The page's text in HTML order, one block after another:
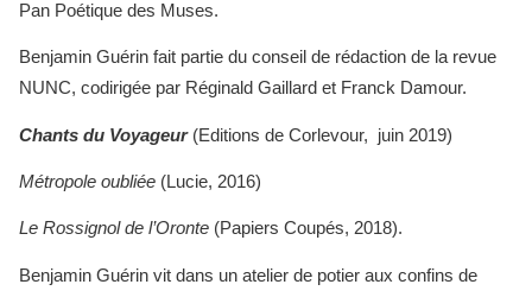
Pan Poétique des Muses.
Benjamin Guérin fait partie du conseil de rédaction de la revue
NUNC, codirigée par Réginald Gaillard et Franck Damour.
Chants du Voyageur(Editions de Corlevour, juin 2019)
Métropole oubliée (Lucie, 2016)
Le Rossignol de l’Oronte (Papiers Coupés, 2018).
Benjamin Guérin vit dans un atelier de potier aux confins de